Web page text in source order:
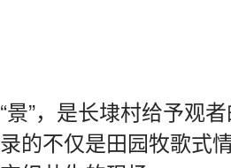
“景”，是长埭村给予观
录的不仅是田园牧歌式